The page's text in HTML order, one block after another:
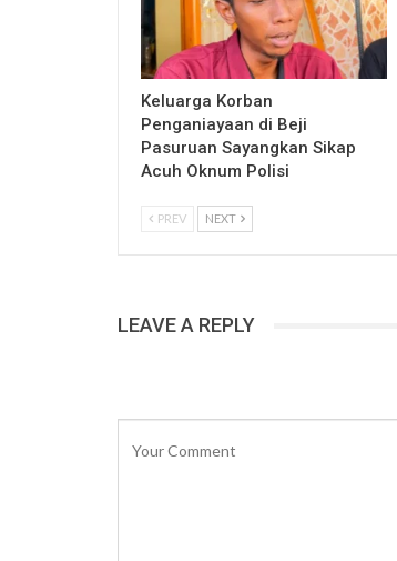
Keluarga Korban
Penganiayaan di Beji
Pasuruan Sayangkan Sikap
Acuh Oknum Polisi
PREV NEXT
LEAVE A REPLY